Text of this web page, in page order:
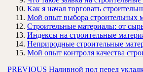
Как я начал торговать
Мой опыт выбора строительных
Строительные материалы: от
Индексы на строительные
Неприродные строительные
Мой опыт контроля качества
PREVIOUS Предыдущая
Наливной пол перед